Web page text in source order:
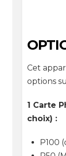
Cet
options
1 Carte
choix) :
P100